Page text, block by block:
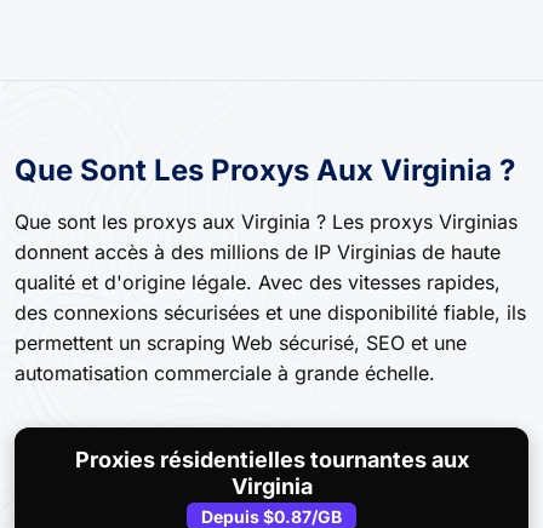
Que Sont Les Proxys Aux Virginia ?
Que sont les proxys aux Virginia ? Les proxys Virginias
donnent accès à des millions de IP Virginias de haute
qualité et d'origine légale. Avec des vitesses rapides,
des connexions sécurisées et une disponibilité fiable, ils
permettent un scraping Web sécurisé, SEO et une
automatisation commerciale à grande échelle.
Proxies résidentielles tournantes aux
Virginia
Depuis$0.87/GB